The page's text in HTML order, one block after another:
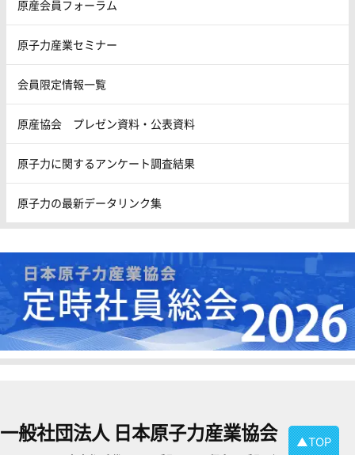
原産会員フォーラム
原子力産業セミナー
会員限定情報一覧
原産協会 プレゼン資料・公表資料
原子力に関するアンケート調査結果
原子力の最新データリンク集
▲TOP
一般社団法人 日本原子力産業協会